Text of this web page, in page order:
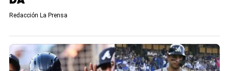
Redacción La Prensa